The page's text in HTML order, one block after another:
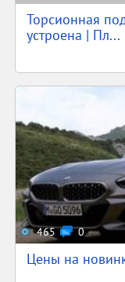
Торсионная
устроена | Пл...
465 0
Цены на